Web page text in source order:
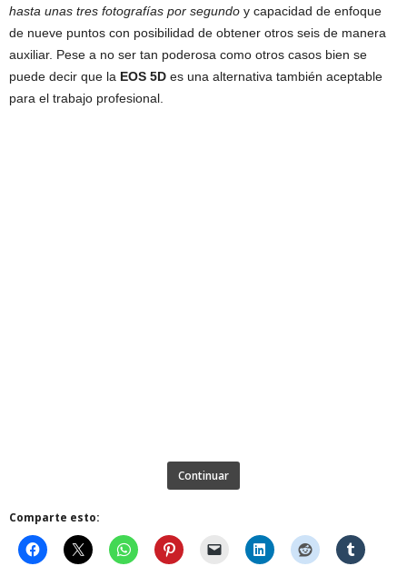
hasta unas tres fotografías por segundo y capacidad de enfoque
de nueve puntos con posibilidad de obtener otros seis de manera
auxiliar. Pese a no ser tan poderosa como otros casos bien se
puede decir que la EOS 5D es una alternativa también aceptable
para el trabajo profesional.
Continuar
Comparte esto: